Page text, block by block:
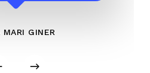
MARI GINER